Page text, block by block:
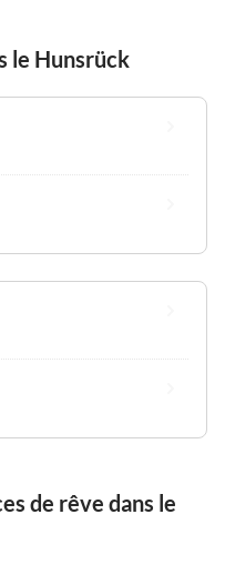
le Hunsrück
de rêve dans le